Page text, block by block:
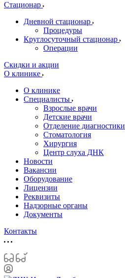
Стационар
Дневной стационар
Процедуры
Круглосуточный стационар
Операции
Скидки и акции
О клинике
О клинике
Специалисты
Взрослые врачи
Детские врачи
Отделение диагностики
Стоматология
Хирургия
Центр слуха ДНК
Новости
Вакансии
Оборудование
Лицензии
Реквизиты
Надзорные органы
Документы
Контакты